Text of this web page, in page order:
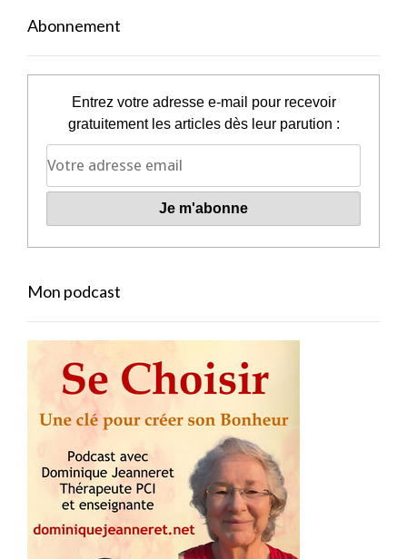
Abonnement
Entrez votre adresse e-mail pour recevoir
gratuitement les articles dès leur parution :
Mon podcast